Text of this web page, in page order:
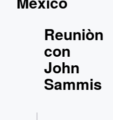
Reuniòn
con
John
Sammis